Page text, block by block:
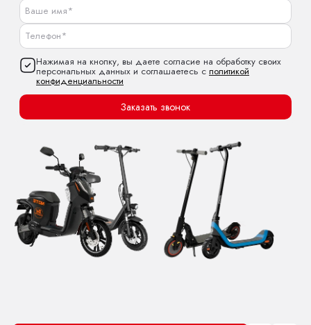
Нажимая на кнопку, вы даете согласие на обработку своих
персональных данных и соглашаетесь с политикой
конфиденциальности
Заказать звонок